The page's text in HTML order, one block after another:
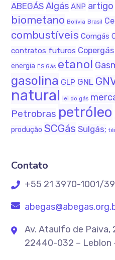
ABEGÁS Algás ANP artigo
biometano Bolívia Brasil
combustíveis Comgás
contratos futuros Copergás
energia ES Gás etanol
gasolina GLP GNL
natural lei do gás
Petrobras petróleo
produção SCGás Sulgás;
Contato
+55 21 3970-1001/
Av. Ataulfo de Paiva,
22440-032 – Leblon